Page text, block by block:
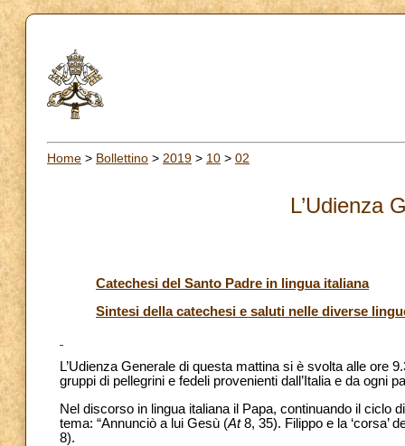
Home > Bollettino > 2019 > 10 > 02
L’Udienza
Catechesi del Santo Padre in lingua italiana
Sintesi della catechesi e saluti nelle diverse
L’Udienza Generale di questa mattina si è svolta alle ore
gruppi di pellegrini e fedeli provenienti dall’Italia e da ogni
Nel discorso in lingua italiana il Papa, continuando il ciclo
tema: “Annunciò a lui Gesù (At8, 35). Filippo e la ‘corsa’
8).